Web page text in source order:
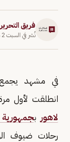
فريق التحرير
نُشر في السبت 2 مايو 2026
في مشهد يجمع
انطلقت لأول
لاهور بجمهورية
رحلات ضيوف